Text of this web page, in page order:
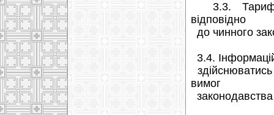
3.3. Тарифи
відповідно
до чинного
3.4.
вимог